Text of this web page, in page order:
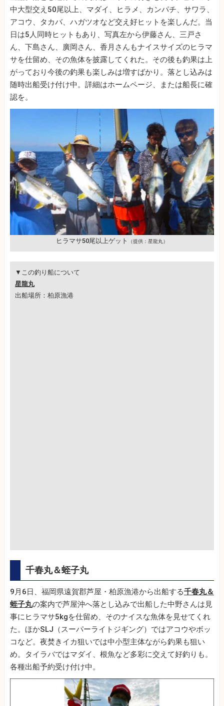
中大型交え50尾以上、マダイ、ヒラメ、カンパチ、サワラ、
アコウ、タカバ、ハガツオなど交え好ヒットを楽しんだ。当
日は5人同時ヒットもあり、写真左から伊藤さん、三戸さ
ん、下島さん、廣岡さん、香月さんもナイスサイズのヒラマ
サを仕留め、その魚体を披露してくれた。その後も釣果は上
がっており今後の釣果も楽しみは増すばかり。落とし込みは
随時出船受け付け中。詳細はホームページ、または船長に確
認を。
ヒラマサ50尾以上ゲット （提供：星龍丸）
▼この釣り船について
星龍丸
出船場所：柏原漁港
千春丸＆蛭子丸
9月6日、福岡県遠賀郡芦屋・柏原漁港から出船する千春丸＆
蛭子丸の案内で芦屋沖へ落とし込みで出船した中野さんは見
事にヒラマサ5kgを仕留め、そのナイスな魚体を見せてくれ
た。ほかSLJ（スーパーライトジギング）ではアコウやボッ
コなど。夜焚きイカ狙いでは中小型主体ながら釣果も狙い
め。タイラバではマダイ、根魚など多彩に交えて好釣りも。
各種出船予約受け付け中。